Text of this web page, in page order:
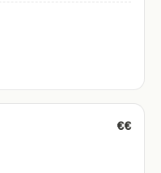
€€